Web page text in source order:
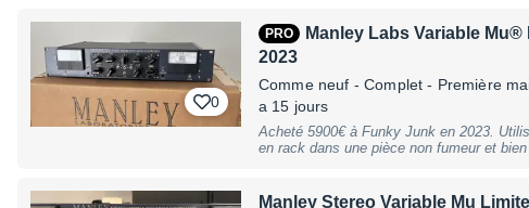
0
PRO
Manley Labs Variable Mu®
2023
Comme neuf - Complet - Première
a 15 jours
Acheté 5900€ à Funky Junk en 2023. Utilisé en studio professionnel et resté
en rack dans une pièce non fumeur et
Manley Stereo Variable Mu